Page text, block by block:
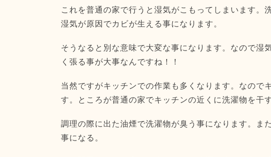
これを普通の家で行うと湿気がこもってしまいます。
湿気が原因でカビが生える事になります。
そうなると別な意味で大変な事になります。なので湿
く張る事が大事なんですね！！
当然ですがキッチンでの作業も多くなります。なので
す。ところが普通の家でキッチンの近くに洗濯物を干
調理の際に出た油煙で洗濯物が臭う事になります。ま
事になる。